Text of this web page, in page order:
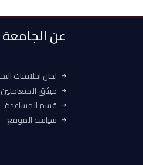
عن الجامعة
لجان اخلاقيات
ميثاق المتعاملين
قسم المساعدة
سياسة الموقع